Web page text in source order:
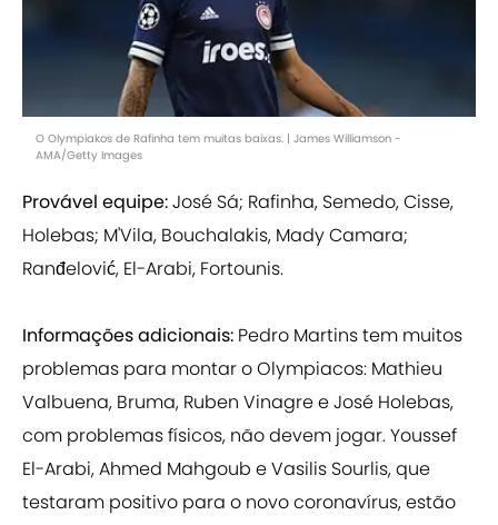
O Olympiakos de Rafinha tem muitas baixas. | James Williamson -
AMA/Getty Images
Provável equipe:José Sá; Rafinha, Semedo, Cisse,
Holebas; M'Vila, Bouchalakis, Mady Camara;
Ranđelović, El-Arabi, Fortounis.
Informações adicionais: Pedro Martins tem muitos
problemas para montar o Olympiacos: Mathieu
Valbuena, Bruma, Ruben Vinagre e José Holebas,
com problemas físicos, não devem jogar. Youssef
El-Arabi, Ahmed Mahgoub e Vasilis Sourlis, que
testaram positivo para o novo coronavírus, estão